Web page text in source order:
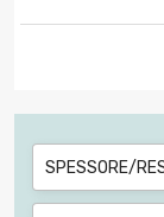
SPESSORE/